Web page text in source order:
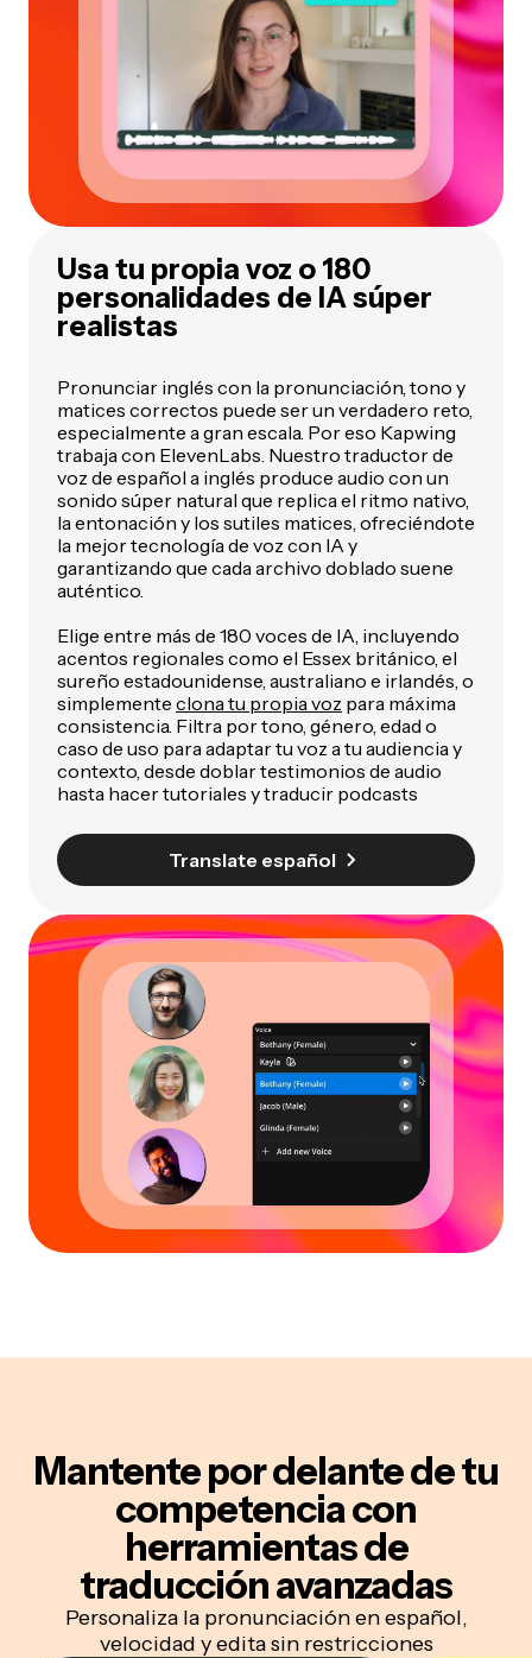
Usa tu propia voz o 180
personalidades de IA súper
realistas
Pronunciar inglés con la pronunciación, tono y
matices correctos puede ser un verdadero reto,
especialmente a gran escala. Por eso Kapwing
trabaja con ElevenLabs. Nuestro traductor de
voz de español a inglés produce audio con un
sonido súper natural que replica el ritmo nativo,
la entonación y los sutiles matices, ofreciéndote
la mejor tecnología de voz con IA y
garantizando que cada archivo doblado suene
auténtico.
Elige entre más de 180 voces de IA, incluyendo
acentos regionales como el Essex británico, el
sureño estadounidense, australiano e irlandés, o
simplemente clona tu propia voz para máxima
consistencia. Filtra por tono, género, edad o
caso de uso para adaptar tu voz a tu audiencia y
contexto, desde doblar testimonios de audio
hasta hacer tutoriales y traducir podcasts
Translate español
Mantente por delante de tu
competenciacon
herramientas de
traducción avanzadas
Personaliza la pronunciación en español,
velocidad y edita sin restricciones